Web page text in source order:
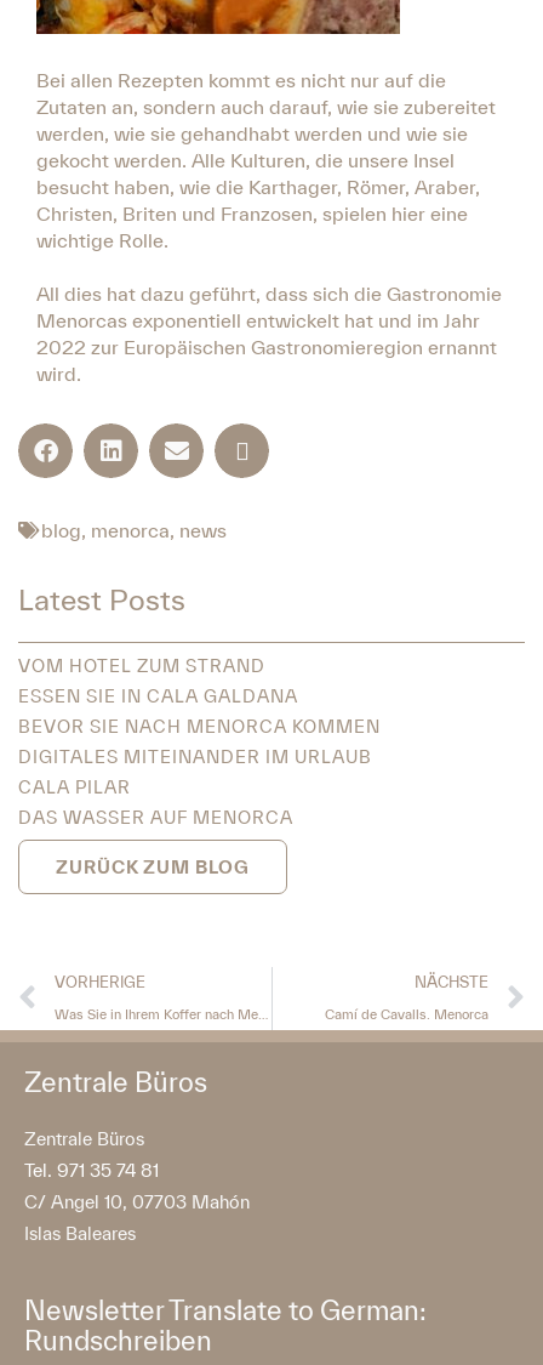
Bei allen Rezepten kommt es nicht nur auf die
Zutaten an, sondern auch darauf, wie sie zubereitet
werden, wie sie gehandhabt werden und wie sie
gekocht werden. Alle Kulturen, die unsere Insel
besucht haben, wie die Karthager, Römer, Araber,
Christen, Briten und Franzosen, spielen hier eine
wichtige Rolle.
All dies hat dazu geführt, dass sich die Gastronomie
Menorcas exponentiell entwickelt hat und im Jahr
2022 zur Europäischen Gastronomieregion ernannt
wird.
blog, menorca, news
Latest Posts
VOM HOTEL ZUM STRAND
ESSEN SIE IN CALA GALDANA
BEVOR SIE NACH MENORCA KOMMEN
DIGITALES MITEINANDER IM URLAUB
CALA PILAR
DAS WASSER AUF MENORCA
ZURÜCK ZUM BLOG
VORHERIGE NÄCHSTE
Camí de Cavalls. Menorca
Zentrale Büros
Zentrale Büros
Tel. 971 35 74 81
C/ Angel 10, 07703 Mahón
Islas Baleares
Newsletter Translate to German:
Rundschreiben